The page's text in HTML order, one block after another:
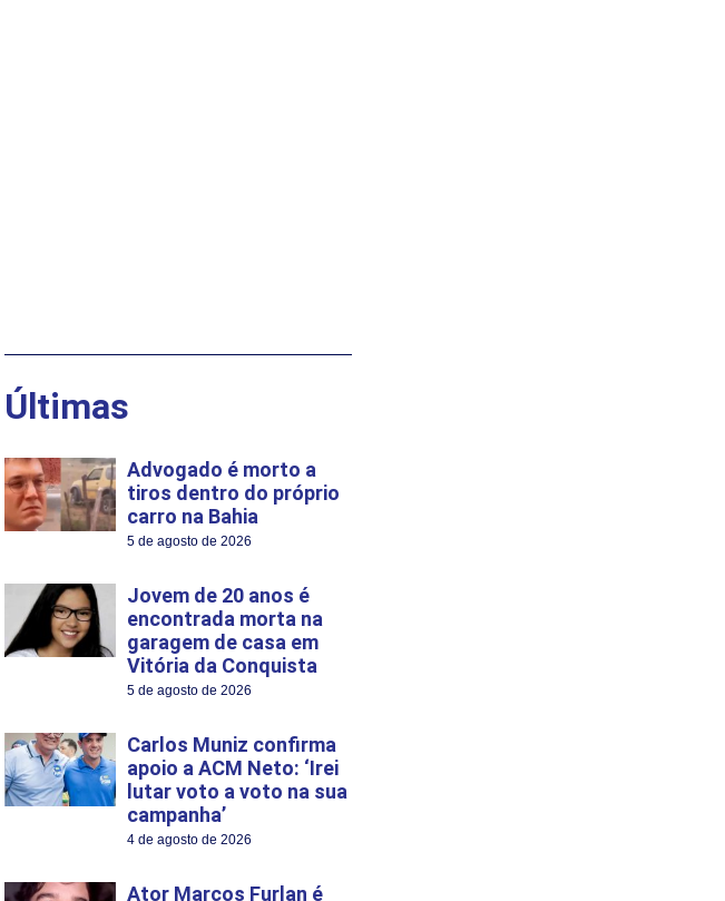
Últimas
Advogado é morto a
tiros dentro do próprio
carro na Bahia
5 de agosto de 2026
Jovem de 20 anos é
encontrada morta na
garagem de casa em
Vitória da Conquista
5 de agosto de 2026
Carlos Muniz confirma
apoio a ACM Neto: ‘Irei
lutar voto a voto na sua
campanha’
4 de agosto de 2026
Ator Marcos Furlan é